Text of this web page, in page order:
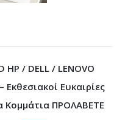
/ DELL / LENOVO
Ευκαιρίες
Κομμάτια ΠΡΟΛΑΒΕΤΕ